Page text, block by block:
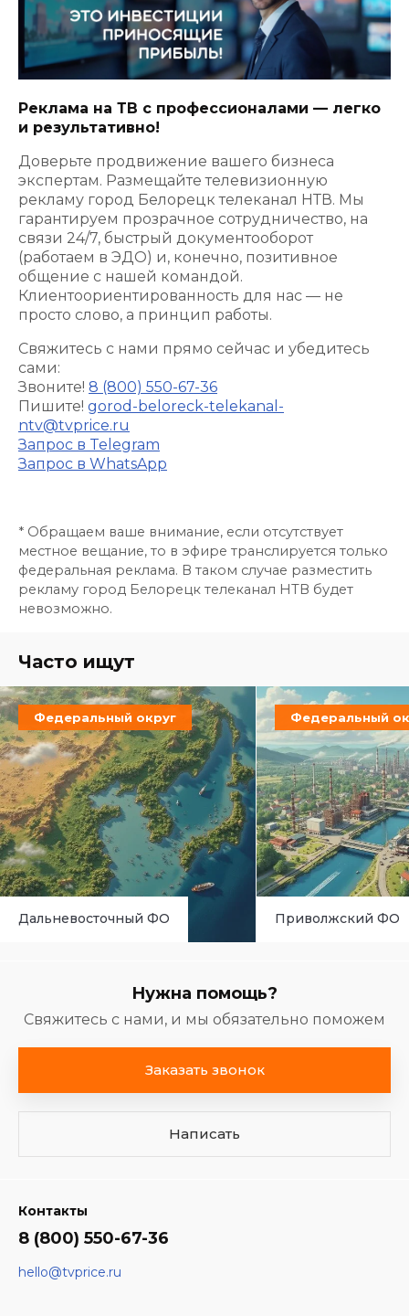
Реклама на ТВ с профессионалами — легко
и результативно!
Доверьте продвижение вашего бизнеса
экспертам. Размещайте телевизионную
рекламу город Белорецк телеканал НТВ. Мы
гарантируем прозрачное сотрудничество, на
связи 24/7, быстрый документооборот
(работаем в ЭДО) и, конечно, позитивное
общение с нашей командой.
Клиентоориентированность для нас — не
просто слово, а принцип работы.
Свяжитесь с нами прямо сейчас и убедитесь
сами:
Звоните! 8 (800) 550-67-36
Пишите! gorod-beloreck-telekanal-
ntv@tvprice.ru
Запрос в Telegram
Запрос в WhatsApp
* Обращаем ваше внимание, если отсутствует
местное вещание, то в эфире транслируется только
федеральная реклама. В таком случае разместить
рекламу город Белорецк телеканал НТВ будет
невозможно.
Часто ищут
Федеральный округ
Дальневосточный ФО
Федеральный
Приволжский ФО
Нужна помощь?
Свяжитесь с нами, и мы обязательно поможем
Заказать звонок
Написать
Контакты
8 (800) 550-67-36
hello@tvprice.ru